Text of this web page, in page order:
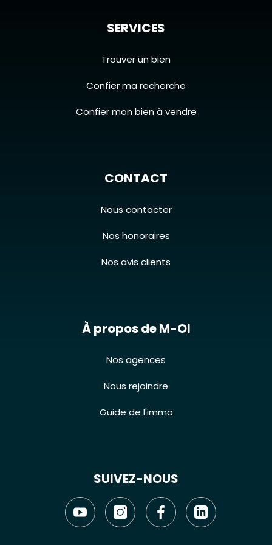
SERVICES
Trouver un bien
Confier ma recherche
Confier mon bien à vendre
CONTACT
Nous contacter
Nos honoraires
Nos avis clients
À propos de M-OI
Nos agences
Nous rejoindre
Guide de l'immo
SUIVEZ-NOUS